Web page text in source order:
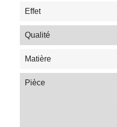
Effet
Qualité
Matière
Pièce